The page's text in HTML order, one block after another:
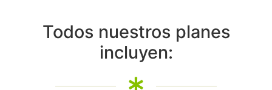
Todos nuestros planes
incluyen: